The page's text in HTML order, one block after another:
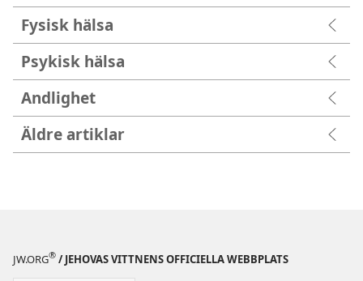
Fysisk hälsa
Psykisk hälsa
Andlighet
Äldre artiklar
JW.ORG® / JEHOVAS VITTNENS OFFICIELLA WEBBPLATS